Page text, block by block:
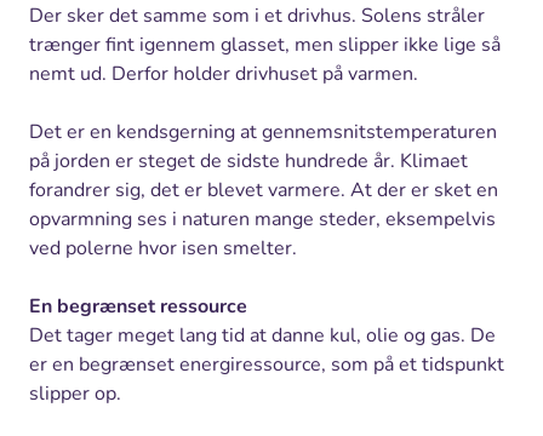
Der sker det samme som i et drivhus. Solens stråler
trænger fint igennem glasset, men slipper ikke lige så
nemt ud. Derfor holder drivhuset på varmen.
Det er en kendsgerning at gennemsnitstemperaturen
på jorden er steget de sidste hundrede år. Klimaet
forandrer sig, det er blevet varmere. At der er sket en
opvarmning ses i naturen mange steder, eksempelvis
ved polerne hvor isen smelter.
En begrænset ressource
Det tager meget lang tid at danne kul, olie og gas. De
er en begrænset energiressource, som på et tidspunkt
slipper op.